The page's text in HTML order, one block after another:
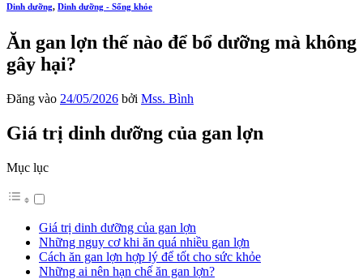
Dinh dưỡng, Dinh dưỡng - Sống khỏe
Ăn gan lợn thế nào để bổ dưỡng mà không
gây hại?
Đăng vào 24/05/2026 bởi Mss. Bình
Giá trị dinh dưỡng của gan lợn
Mục lục
Giá trị dinh dưỡng của gan lợn
Những nguy cơ khi ăn quá nhiều gan lợn
Cách ăn gan lợn hợp lý để tốt cho sức khỏe
Những ai nên hạn chế ăn gan lợn?